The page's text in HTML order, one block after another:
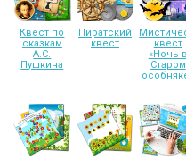
Квест по
сказкам
А.С.
Пушкина
Пиратский
квест
квест
«Ночь в
Старом